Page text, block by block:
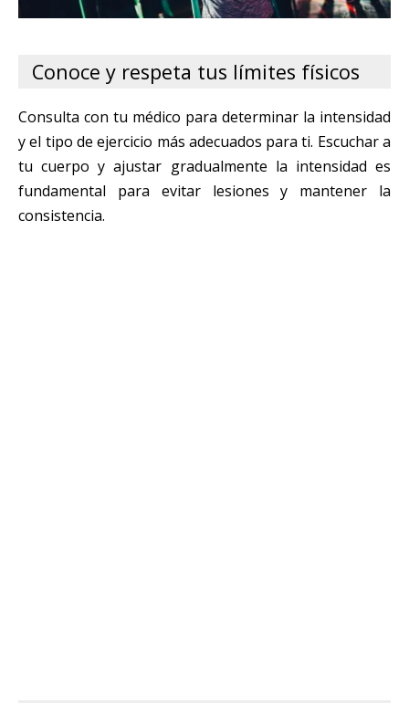
Conoce y respeta tus límites físicos
Consulta con tu médico para determinar la intensidad
y el tipo de ejercicio más adecuados para ti. Escuchar a
tu cuerpo y ajustar gradualmente la intensidad es
fundamental para evitar lesiones y mantener la
consistencia.